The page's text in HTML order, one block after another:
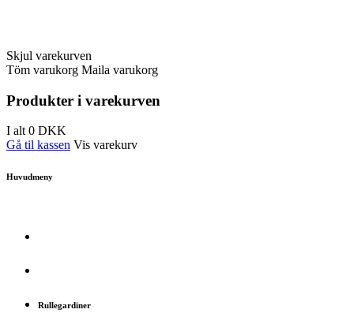
Skjul varekurven
Töm varukorg Maila varukorg
Produkter i varekurven
I alt0 DKK
Gå til kassen Vis varekurv
Huvudmeny
Rullegardiner